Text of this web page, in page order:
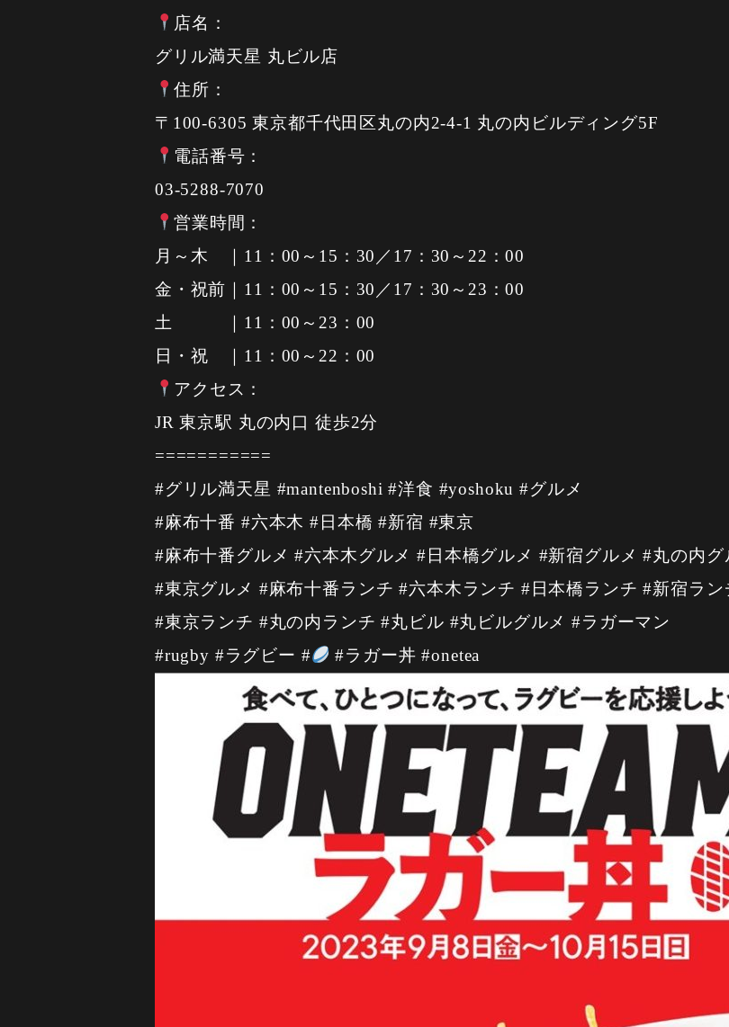
店名：
グリル満天星 丸ビル店
住所：
〒100-6305 東京都千代田区丸の内2-4-1 丸の内ビルディング5F
電話番号：
03-5288-7070
営業時間：
月～木 ｜11：00～15：30／17：30～22：00
金・祝前｜11：00～15：30／17：30～23：00
土 ｜11：00～23：00
日・祝 ｜11：00～22：00
アクセス：
JR 東京駅 丸の内口 徒歩2分
===========
#グリル満天星 #mantenboshi #洋食 #yoshoku #グルメ
#麻布十番 #六本木 #日本橋 #新宿 #東京
#麻布十番グルメ #六本木グルメ #日本橋グルメ #新宿グルメ #丸の内グ
#東京グルメ #麻布十番ランチ #六本木ランチ #日本橋ランチ #新宿ラン
#東京ランチ #丸の内ランチ #丸ビル #丸ビルグルメ #ラガーマン
#rugby #ラグビー #
#ラガー丼 #onetea